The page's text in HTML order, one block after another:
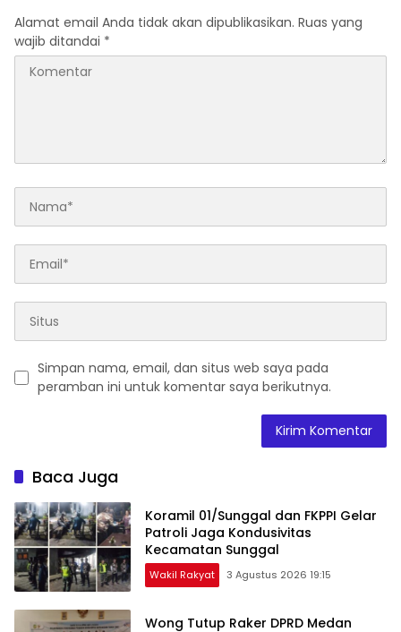
Alamat email Anda tidak akan dipublikasikan. Ruas yang
wajib ditandai *
Simpan nama, email, dan situs web saya pada
peramban ini untuk komentar saya berikutnya.
Baca Juga
Koramil 01/Sunggal dan FKPPI Gelar
Patroli Jaga Kondusivitas
Kecamatan Sunggal
Wakil Rakyat 3 Agustus 2026 19:15
Wong Tutup Raker DPRD Medan